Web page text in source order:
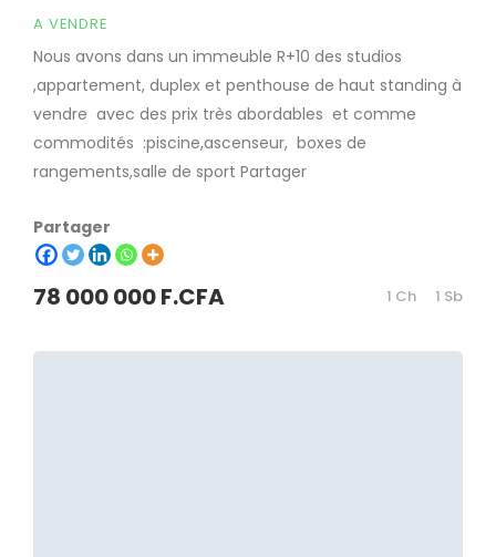
A VENDRE
Nous avons dans un immeuble R+10 des studios
,appartement, duplex et penthouse de haut standing à
vendre avec des prix très abordables et comme
commodités :piscine,ascenseur, boxes de
rangements,salle de sport Partager
Partager
78 000 000 F.CFA 1 Ch 1 Sb